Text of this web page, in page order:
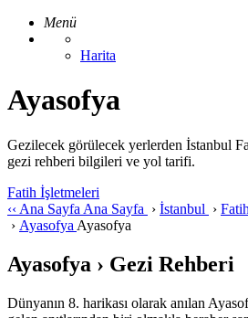
Menü
Harita
Ayasofya
Gezilecek görülecek yerlerden İstanbul
gezi rehberi bilgileri ve yol tarifi.
Fatih İşletmeleri
‹‹ Ana Sayfa Ana Sayfa › İstanbul › Fatih
› Ayasofya Ayasofya
Ayasofya › Gezi Rehberi
Dünyanın 8. harikası olarak anılan